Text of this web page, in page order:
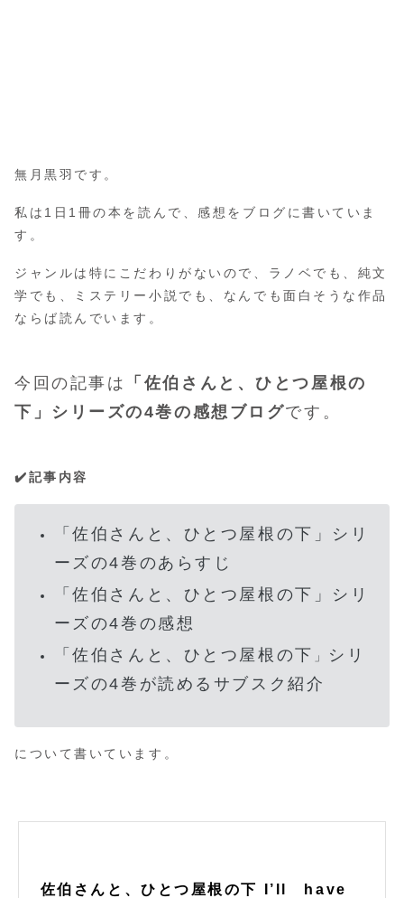
無月黒羽です。
私は1日1冊の本を読んで、感想をブログに書いていま
す。
ジャンルは特にこだわりがないので、ラノベでも、純文
学でも、ミステリー小説でも、なんでも面白そうな作品
ならば読んでいます。
今回の記事は 「 佐伯さんと、ひとつ屋根の
下 」シリーズの4巻の感想ブログです。
✔️記事内容
「佐伯さんと、ひとつ屋根の下 」シリ
ーズの4巻のあらすじ
「佐伯さんと、ひとつ屋根の下 」シリ
ーズの4巻の感想
「佐伯さんと、ひとつ屋根の下 」
シリ
ーズの4巻が読めるサブスク紹介
について書いています。
佐伯さんと、ひとつ屋根の下 I’ll have